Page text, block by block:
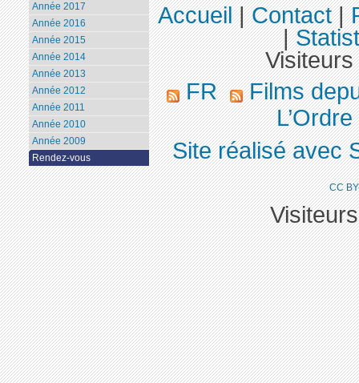
Année 2017
Année 2016
Année 2015
Année 2014
Année 2013
Année 2012
Année 2011
Année 2010
Année 2009
Rendez-vous
Accueil|Contact|
|
FR
Films
Site réalisé avec
CC